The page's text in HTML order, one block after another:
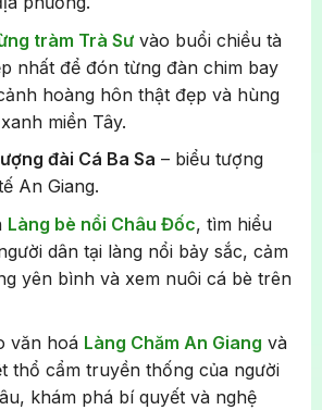
tràm Trà Sưvào buổi chiều tà
nhất để đón từng đàn chim bay
hoàng hôn thật đẹp và hùng
miền Tây.
đài Cá Ba Sa – biểu tượng
An Giang.
Làng bè nổi Châu Đốc, tìm hiểu
dân tại làng nổi bảy sắc, cảm
yên bình và xem nuôi cá bè trên
văn hoá Làng Chăm An Giang và
thổ cẩm truyền thống của người
khám phá bí quyết và nghệ